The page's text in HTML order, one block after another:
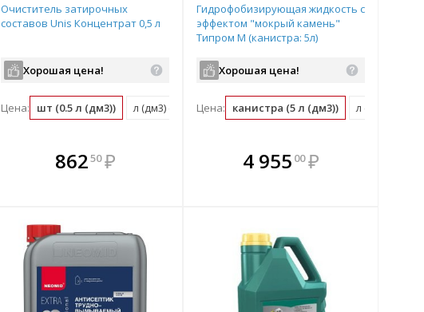
В комплекте
всегда выгоднее!
Очиститель затирочных
составов Unis Концентрат 0,5 л
Хорошая цена!
Цена: шт (0.5 л (дм3)) л (дм3) (2 шт)
86250 ₽
В комплекте
всегда выгоднее!
Гидрофобизирующая жидкость с
эффектом "мокрый камень"
Типром М (канистра: 5л)
Хорошая цена!
Цена: канистра (5 л (дм3)) л (дм3) (0.2
В комплекте
всегда выгоднее!
4 955 00 ₽